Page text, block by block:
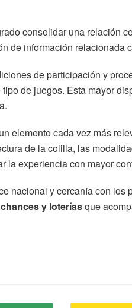
consolidar una relación
de información relacionada
de participación y
de juegos. Esta mayor
elemento cada vez más
de la colilla, las
la experiencia con mayor
nacional y cercanía con los
chances y loteríasque